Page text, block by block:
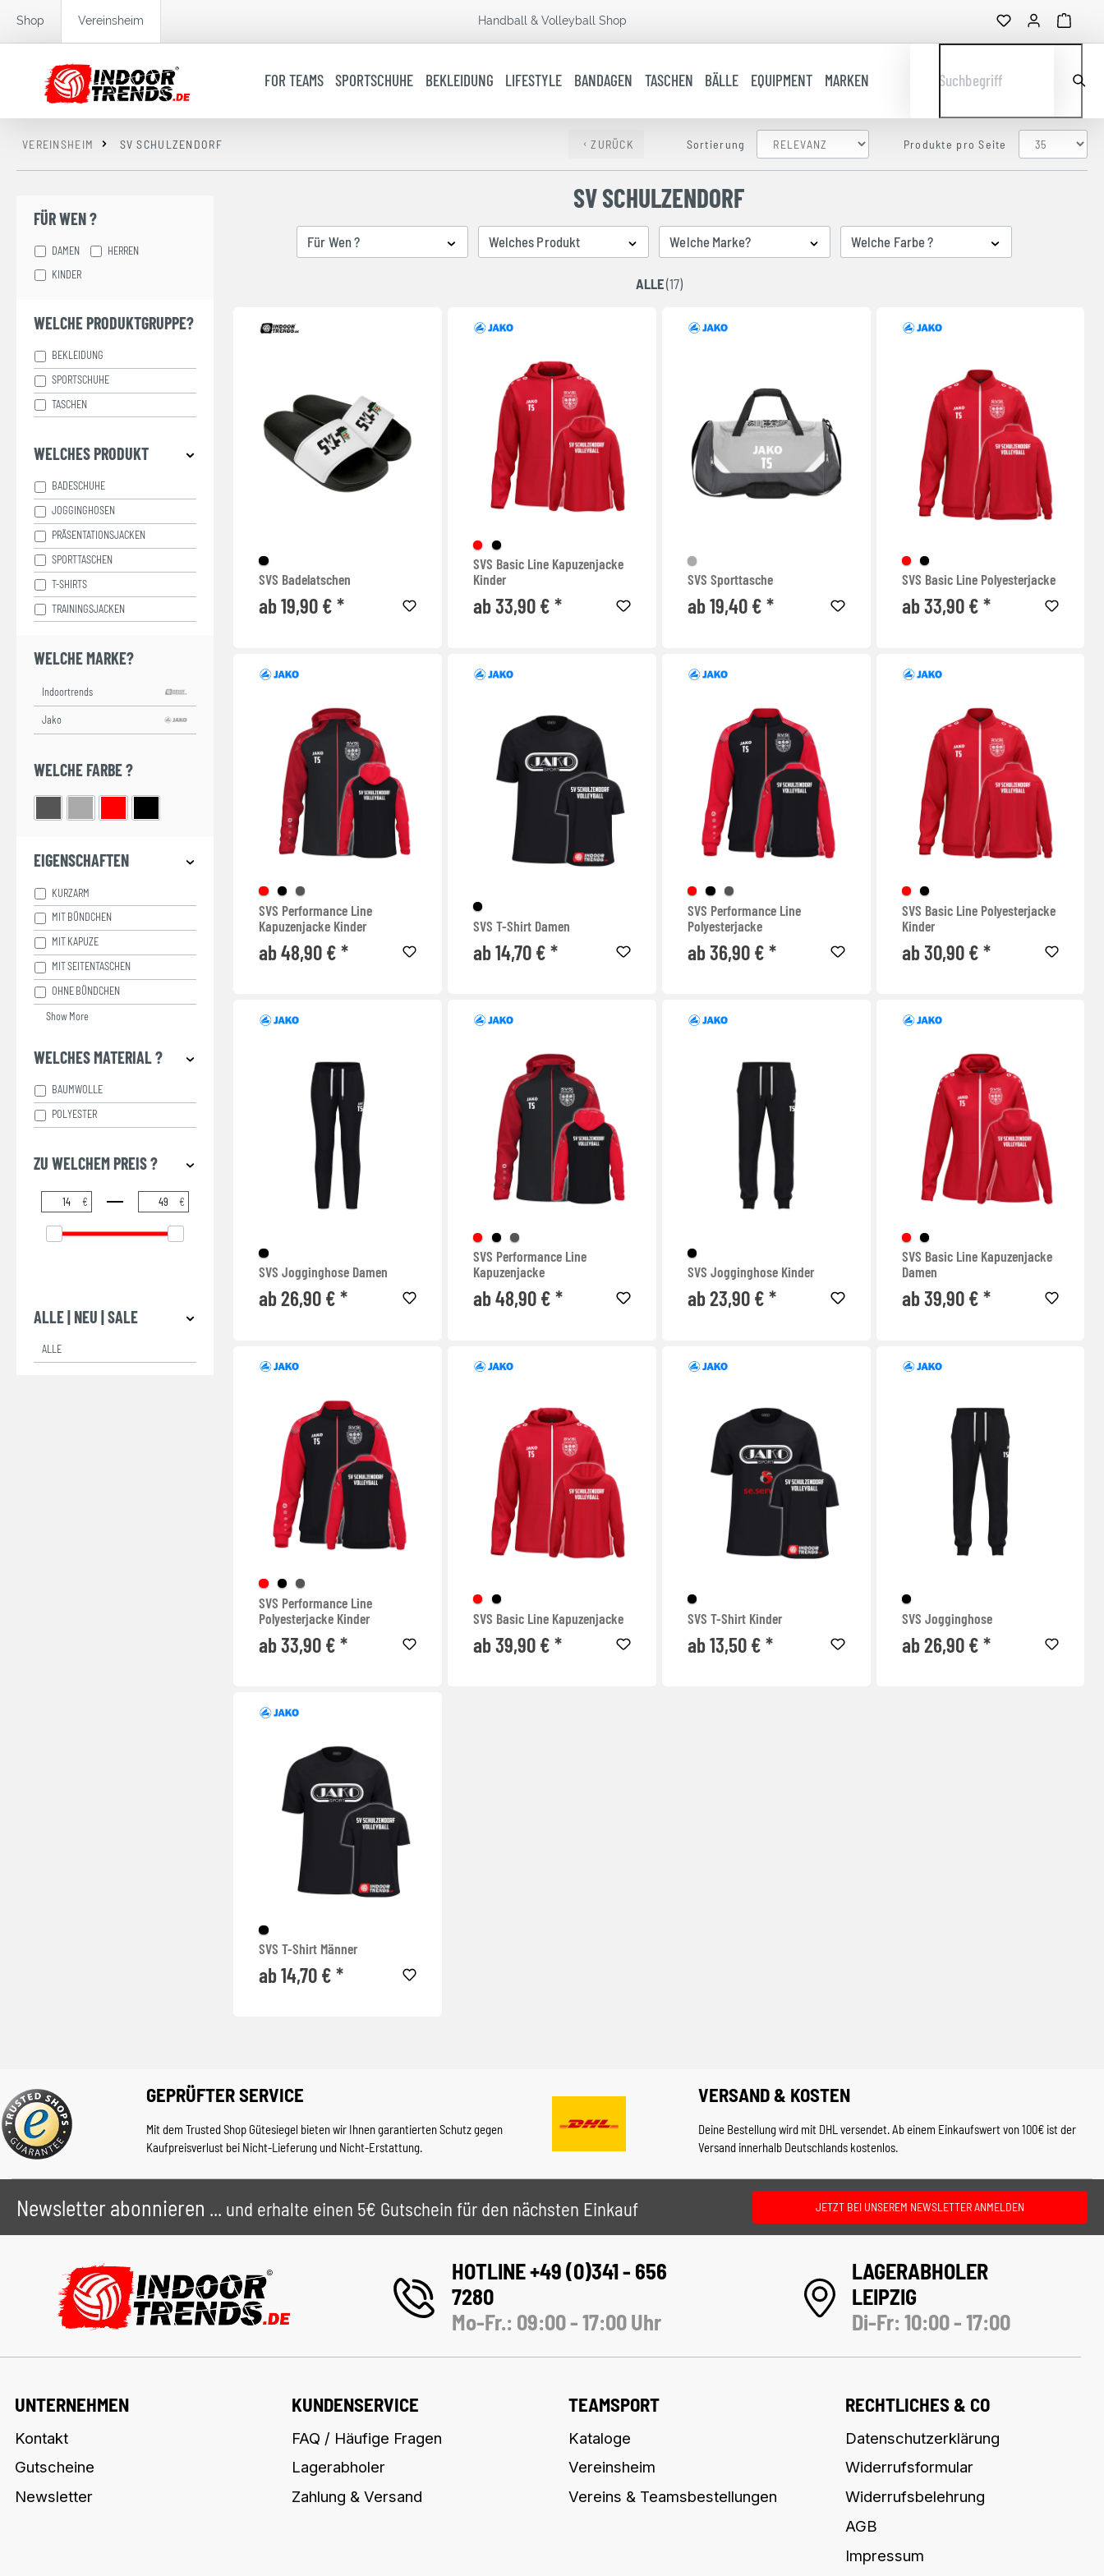
Zur Hauptnavigation springen
Shop Vereinsheim Handball & Volleyball Shop
FOR TEAMS SPORTSCHUHE BEKLEIDUNG LIFESTYLE BANDAGEN TASCHEN BÄLLE EQUIPMENT MARKEN Suchbegriff
ZURÜCK
VEREINSHEIM SV SCHULZENDORF Sortierung Produkte pro Seite
FÜR WEN ?
DAMEN HERREN
KINDER
WELCHE PRODUKTGRUPPE?
BEKLEIDUNG
SPORTSCHUHE
TASCHEN
WELCHES PRODUKT
BADESCHUHE
JOGGINGHOSEN
PRÄSENTATIONSJACKEN
SPORTTASCHEN
T-SHIRTS
TRAININGSJACKEN
WELCHE MARKE?
WELCHE FARBE ?
EIGENSCHAFTEN
KURZARM
MIT BÜNDCHEN
MIT KAPUZE
MIT SEITENTASCHEN
OHNE BÜNDCHEN
Show More
WELCHES MATERIAL ?
BAUMWOLLE
POLYESTER
ZU WELCHEM PREIS ?
€ €
ALLE | NEU | SALE
ALLE
SV SCHULZENDORF
Für Wen ? Welches Produkt Welche Marke? Welche Farbe ?
ALLE(17)
SVS Badelatschen
ab 19,90 € *
SVS Basic Line Kapuzenjacke
Kinder
ab 33,90 € *
SVS Sporttasche
ab 19,40 € *
SVS Basic Line Polyesterjacke
ab 33,90 € *
SVS Performance Line
Kapuzenjacke Kinder
ab 48,90 € *
SVS T-Shirt Damen
ab 14,70 € *
SVS Performance Line
Polyesterjacke
ab 36,90 € *
SVS Basic Line Polyesterjacke
Kinder
ab 30,90 € *
SVS Jogginghose Damen
ab 26,90 € *
SVS Performance Line
Kapuzenjacke
ab 48,90 € *
SVS Jogginghose Kinder
ab 23,90 € *
SVS Basic Line Kapuzenjacke
Damen
ab 39,90 € *
SVS Performance Line
Polyesterjacke Kinder
ab 33,90 € *
SVS Basic Line Kapuzenjacke
ab 39,90 € *
SVS T-Shirt Kinder
ab 13,50 € *
SVS Jogginghose
ab 26,90 € *
SVS T-Shirt Männer
ab 14,70 € *
GEPRÜFTER SERVICE
Mit dem Trusted Shop Gütesiegel bieten wir Ihnen garantierten Schutz gegen
Kaufpreisverlust bei Nicht-Lieferung und Nicht-Erstattung.
VERSAND & KOSTEN
Deine Bestellung wird mit DHL versendet. Ab einem Einkaufswert von 100€ ist der
Versand innerhalb Deutschlands kostenlos.
Newsletter abonnieren ... und erhalte einen 5€ Gutschein für den nächsten Einkauf JETZT BEI UNSEREM NEWSLETTER ANMELDEN
HOTLINE +49 (0)341 - 656
7280
Mo-Fr.: 09:00 - 17:00 Uhr
LAGERABHOLER
LEIPZIG
Di-Fr: 10:00 - 17:00
UNTERNEHMEN
Kontakt
Gutscheine
Newsletter
KUNDENSERVICE
FAQ / Häufige Fragen
Lagerabholer
Zahlung & Versand
TEAMSPORT
Kataloge
Vereinsheim
Vereins & Teamsbestellungen
RECHTLICHES & CO
Datenschutzerklärung
Widerrufsformular
Widerrufsbelehrung
AGB
Impressum